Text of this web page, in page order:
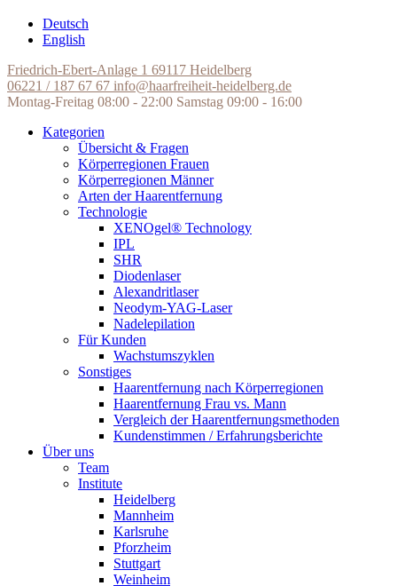
Deutsch
English
Friedrich-Ebert-Anlage 1 69117 Heidelberg
06221 / 187 67 67 info@haarfreiheit-heidelberg.de
Montag-Freitag 08:00 - 22:00 Samstag 09:00 - 16:00
Kategorien
Übersicht & Fragen
Körperregionen Frauen
Körperregionen Männer
Arten der Haarentfernung
Technologie
XENOgel® Technology
IPL
SHR
Diodenlaser
Alexandritlaser
Neodym-YAG-Laser
Nadelepilation
Für Kunden
Wachstumszyklen
Sonstiges
Haarentfernung nach Körperregionen
Haarentfernung Frau vs. Mann
Vergleich der Haarentfernungsmethoden
Kundenstimmen / Erfahrungsberichte
Über uns
Team
Institute
Heidelberg
Mannheim
Karlsruhe
Pforzheim
Stuttgart
Weinheim